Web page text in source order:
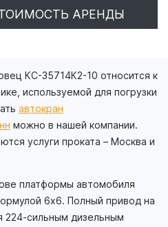
АРЕНДЫ
КС-35714К2-10 относится к
используемой для погрузки
автокран
можно в нашей компании.
услуги проката – Москва и
платформы автомобиля
6х6. Полный привод на
224-сильным дизельным